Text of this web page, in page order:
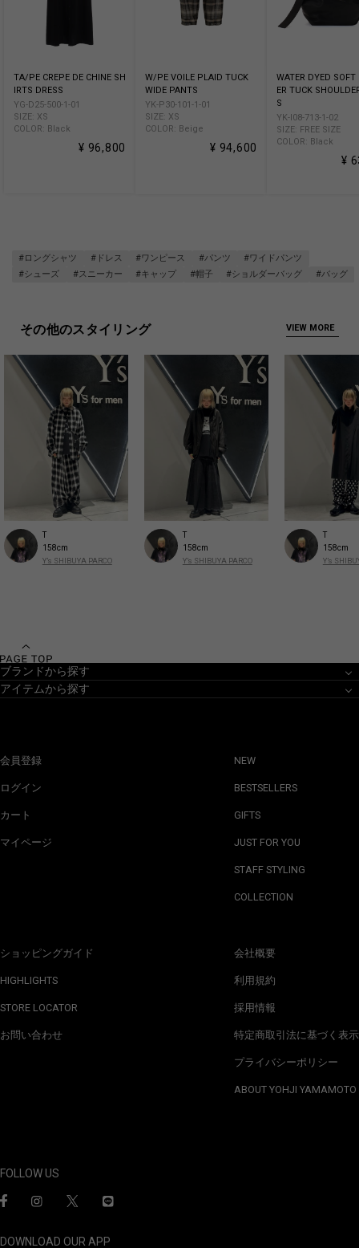
TA/PE CREPE DE CHINE SH
IRTS DRESS
YG-D25-500-1-01
SIZE: XS
COLOR: Black
¥ 96,800
W/PE VOILE PLAID TUCK
WIDE PANTS
YK-P30-101-1-01
SIZE: XS
COLOR: Beige
¥ 94,600
WATER DYED SOFT
ER TUCK
S
YK-I08-713-1-02
SIZE: FREE SIZE
COLOR: Black
¥
#ロングシャツ #ドレス #ワンピース #パンツ
#ワイドパンツ
#シューズ
#スニーカー #キャップ #帽子 #ショルダーバッグ #バッグ
その他のスタイリング VIEW MORE
T
158cm
Y’s SHIBUYA PARCO
T
158cm
Y’s SHIBUYA PARCO
T
158cm
Y’s
ブランドから探す
アイテムから探す
会員登録
ログイン
カート
マイページ
ショッピングガイド
HIGHLIGHTS
STORE LOCATOR
お問い合わせ
NEW
BESTSELLERS
GIFTS
JUST FOR YOU
STAFF STYLING
COLLECTION
会社概要
利用規約
採用情報
特定商取引法に基づく表示
プライバシーポリシー
ABOUT YOHJI YAMAMOTO
FOLLOW US
DOWNLOAD OUR APP